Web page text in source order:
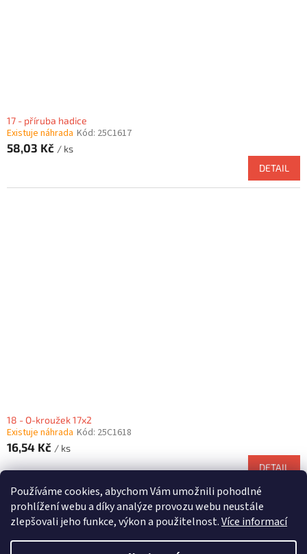
Používáme cookies, abychom Vám umožnili pohodlné
prohlížení webu a díky analýze provozu webu neustále
zlepšovali jeho funkce, výkon a použitelnost.Více informací
17 - příruba hadice
Existuje náhrada Kód: 25C1617
58,03 Kč / ks
DETAIL
18 - O-kroužek 17x2
Existuje náhrada Kód: 25C1618
16,54 Kč / ks
DETAIL
O
v
l
á
12položek celkem